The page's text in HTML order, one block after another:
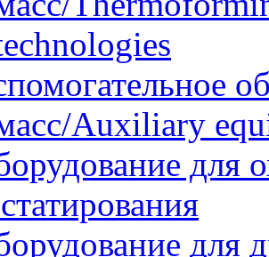
Auxiliary
для
для